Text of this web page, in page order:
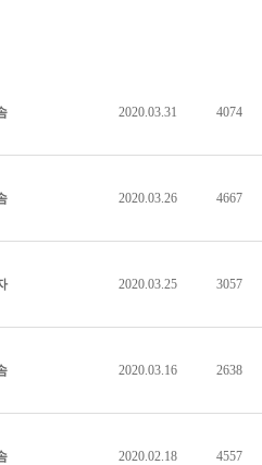
2020.03.31 4074
2020.03.26 4667
2020.03.25 3057
2020.03.16 2638
2020.02.18 4557